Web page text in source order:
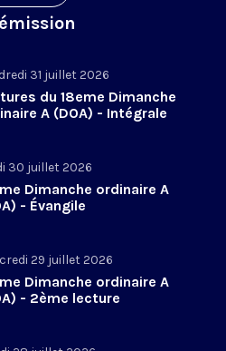
31 juillet 2026
du 18eme Dimanche
A (DOA) - Intégrale
30 juillet 2026
Dimanche ordinaire A
- Évangile
29 juillet 2026
Dimanche ordinaire A
- 2ème lecture